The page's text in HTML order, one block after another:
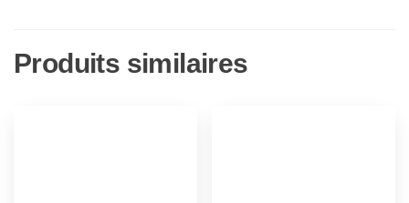
Produits similaires